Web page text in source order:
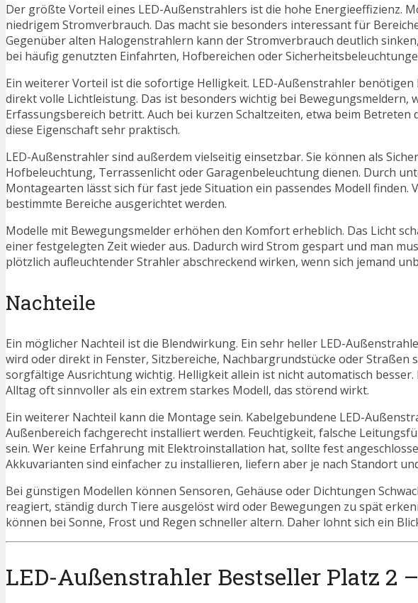
Der größte Vorteil eines LED-Außenstrahlers ist die hohe Energieeffizienz.
niedrigem Stromverbrauch. Das macht sie besonders interessant für
Gegenüber alten Halogenstrahlern kann der Stromverbrauch deutlich
bei häufig genutzten Einfahrten, Hofbereichen oder
Ein weiterer Vorteil ist die sofortige Helligkeit. LED-Außenstrahler
direkt volle Lichtleistung. Das ist besonders wichtig bei Bewegungsmeldern,
Erfassungsbereich betritt. Auch bei kurzen Schaltzeiten, etwa beim
diese Eigenschaft sehr praktisch.
LED-Außenstrahler sind außerdem vielseitig einsetzbar. Sie können als
Hofbeleuchtung, Terrassenlicht oder Garagenbeleuchtung dienen. Durch
Montagearten lässt sich für fast jede Situation ein passendes Modell
bestimmte Bereiche ausgerichtet werden.
Modelle mit Bewegungsmelder erhöhen den Komfort erheblich. Das Licht
einer festgelegten Zeit wieder aus. Dadurch wird Strom gespart und man
plötzlich aufleuchtender Strahler abschreckend wirken, wenn sich jemand
Nachteile
Ein möglicher Nachteil ist die Blendwirkung. Ein sehr heller LED-
wird oder direkt in Fenster, Sitzbereiche, Nachbargrundstücke oder
sorgfältige Ausrichtung wichtig. Helligkeit allein ist nicht automatisch
Alltag oft sinnvoller als ein extrem starkes Modell, das störend wirkt.
Ein weiterer Nachteil kann die Montage sein. Kabelgebundene LED-
Außenbereich fachgerecht installiert werden. Feuchtigkeit, falsche
sein. Wer keine Erfahrung mit Elektroinstallation hat, sollte fest
Akkuvarianten sind einfacher zu installieren, liefern aber je nach Standort
Bei günstigen Modellen können Sensoren, Gehäuse oder Dichtungen
reagiert, ständig durch Tiere ausgelöst wird oder Bewegungen zu spät
können bei Sonne, Frost und Regen schneller altern. Daher lohnt sich ein
LED-Außenstrahler Bestseller Platz 2